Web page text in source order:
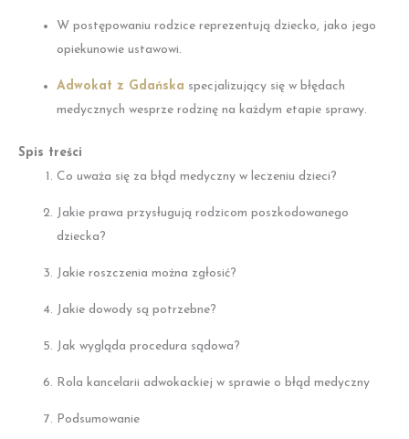
W postępowaniu rodzice reprezentują dziecko, jako jego
opiekunowie ustawowi.
Adwokat z Gdańska specjalizujący się w błędach
medycznych wesprze rodzinę na każdym etapie sprawy.
Spis treści
Co uważa się za błąd medyczny w leczeniu dzieci?
Jakie prawa przysługują rodzicom poszkodowanego
dziecka?
Jakie roszczenia można zgłosić?
Jakie dowody są potrzebne?
Jak wygląda procedura sądowa?
Rola kancelarii adwokackiej w sprawie o błąd medyczny
Podsumowanie